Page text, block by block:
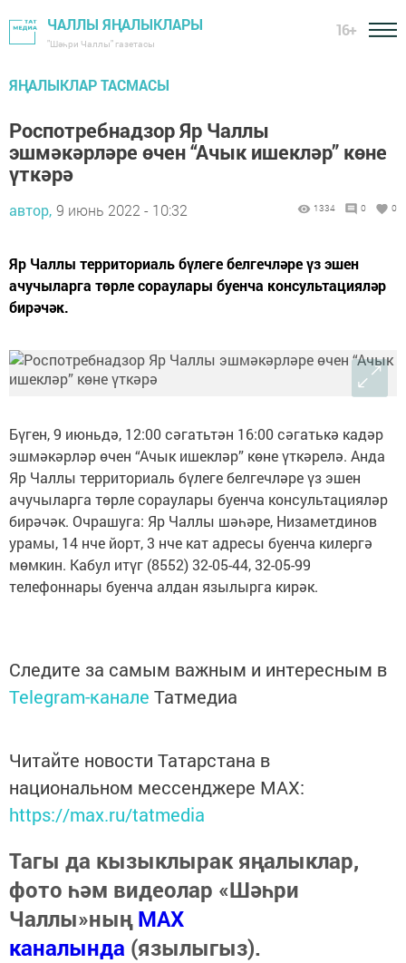
ЧАЛЛЫ ЯҢАЛЫКЛАРЫ
"Шәһри Чаллы" газетасы
16+
ЯҢАЛЫКЛАР ТАСМАСЫ
Роспотребнадзор Яр Чаллы
эшмәкәрләре өчен “Ачык ишекләр” көне
үткәрә
автор, 9 июнь 2022 - 10:32 1334 0 0
Яр Чаллы территориаль бүлеге белгечләре үз эшен
ачучыларга төрле сораулары буенча консультацияләр
бирәчәк.
Бүген, 9 июньдә, 12:00 сәгатьтән 16:00 сәгатькә кадәр
эшмәкәрләр өчен “Ачык ишекләр” көне үткәрелә. Анда
Яр Чаллы территориаль бүлеге белгечләре үз эшен
ачучыларга төрле сораулары буенча консультацияләр
бирәчәк. Очрашуга: Яр Чаллы шәһәре, Низаметдинов
урамы, 14 нче йорт, 3 нче кат адресы буенча килергә
мөмкин. Кабул итүг (8552) 32-05-44, 32-05-99
телефоннары буенча алдан язылырга кирәк.
Следите за самым важным и интересным в
Telegram-канале Татмедиа
Читайте новости Татарстана в
национальном мессенджере MАХ:
https://max.ru/tatmedia
Тагы да кызыклырак яңалыклар,
фото һәм видеолар «Шәһри
Чаллы»ныңMAX
каналында (язылыгыз).